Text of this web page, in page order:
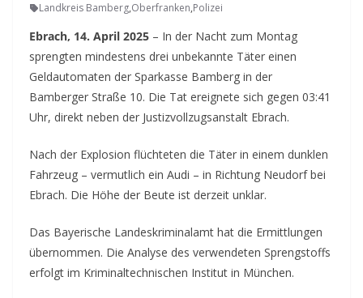
Landkreis Bamberg,Oberfranken,Polizei
Ebrach, 14. April 2025 – In der Nacht zum Montag
sprengten mindestens drei unbekannte Täter einen
Geldautomaten der Sparkasse Bamberg in der
Bamberger Straße 10. Die Tat ereignete sich gegen 03:41
Uhr, direkt neben der Justizvollzugsanstalt Ebrach.
Nach der Explosion flüchteten die Täter in einem dunklen
Fahrzeug – vermutlich ein Audi – in Richtung Neudorf bei
Ebrach. Die Höhe der Beute ist derzeit unklar.
Das Bayerische Landeskriminalamt hat die Ermittlungen
übernommen. Die Analyse des verwendeten Sprengstoffs
erfolgt im Kriminaltechnischen Institut in München.